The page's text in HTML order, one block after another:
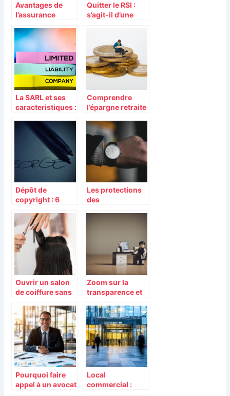
Avantages de
l’assurance
minimale
Quitter le RSI :
s’agit-il d’une
La SARL et ses
caracteristiques :
savoir
Comprendre
l’épargne retraite
les salariés
Dépôt de
copyright : 6
connaître
Les protections
des
Ouvrir un salon
de coiffure sans
étapes à suivre
Zoom sur la
transparence et
légales dans le
monde des
affaires
Pourquoi faire
appel à un avocat
Local
commercial :